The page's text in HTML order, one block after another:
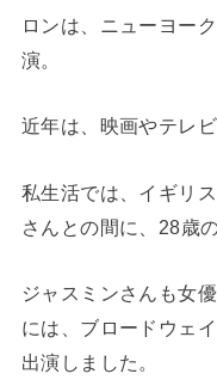
ロンは、ニューヨー
演。
近年は、映画やテレ
私生活では、イギリ
さんとの間に、28歳
ジャスミンさんも女
には、ブロードウェ
出演しました。